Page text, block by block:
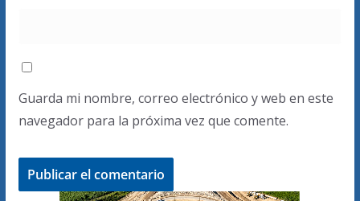
Guarda mi nombre, correo electrónico y web en este
navegador para la próxima vez que comente.